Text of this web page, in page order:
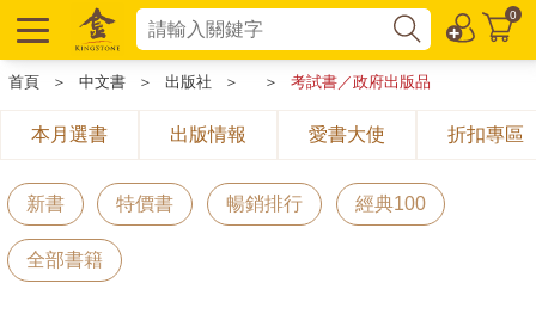
0
首頁 ＞ 中文書 ＞ 出版社 ＞ ＞ 考試書／政府出版品
本月選書 出版情報 愛書大使 折扣專區
新書 特價書 暢銷排行 經典100
全部書籍